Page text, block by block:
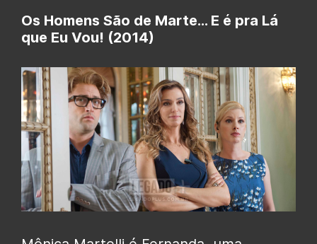
Os Homens São de Marte… E é pra Lá
que Eu Vou! (2014)